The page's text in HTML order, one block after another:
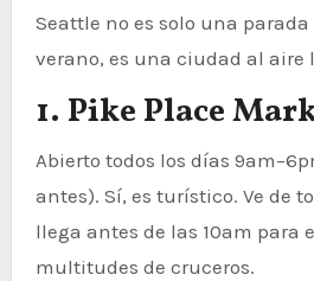
Seattle no es solo una parada
verano, es una ciudad al aire
1. Pike Place
Abierto todos los días
antes). Sí, es turístico. Ve de
llega antes de las 10am para
multitudes de cruceros.